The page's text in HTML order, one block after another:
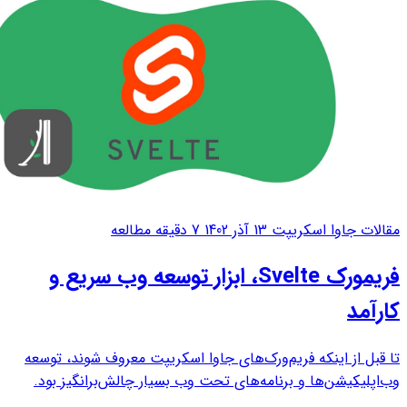
مقالات جاوا اسکریپت 13 آذر 1402 7 دقیقه مطالعه
فریمورک Svelte، ابزار توسعه وب سریع و
کارآمد
تا قبل از اینکه فریم‌ورک‌های جاوا اسکریپت معروف شوند، توسعه
وب‌اپلیکیشن‌ها و برنامه‌های تحت وب بسیار چالش‌برانگیز بود.